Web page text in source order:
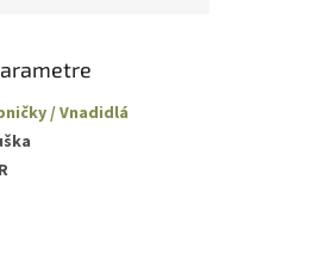
/ Vnadidlá